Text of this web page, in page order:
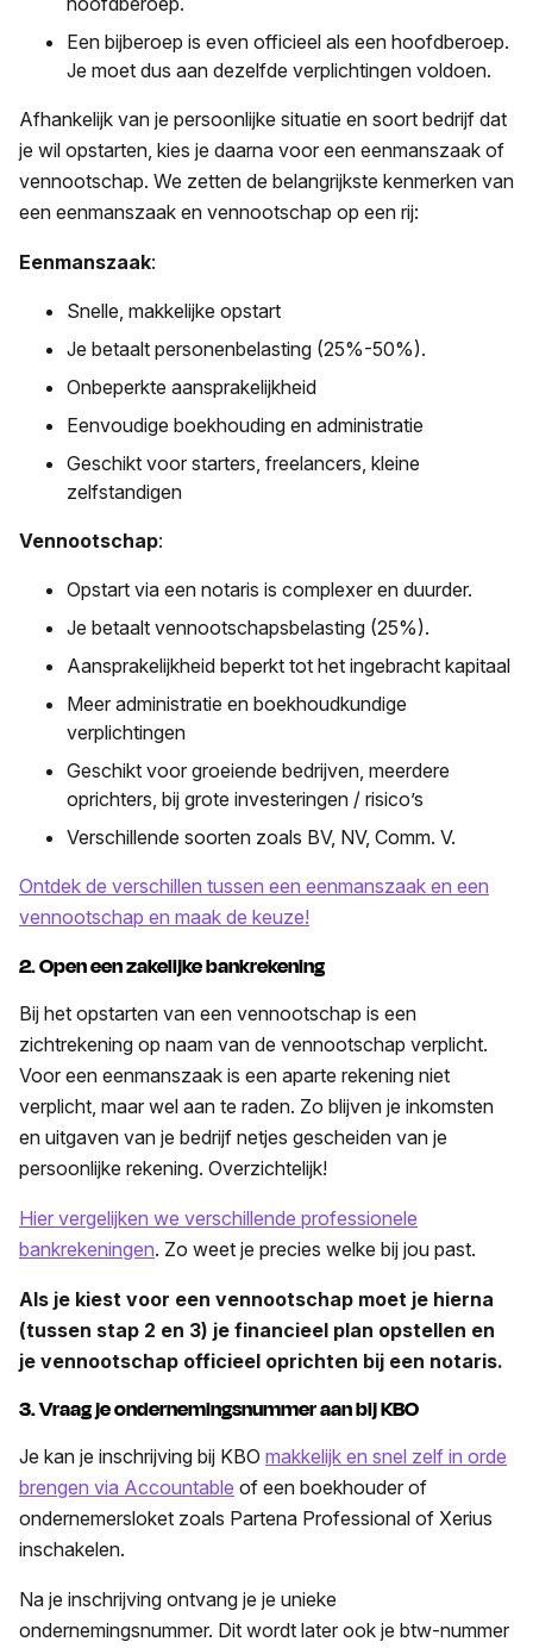
Een bijberoep is even officieel als een hoofdberoep.
Je moet dus aan dezelfde verplichtingen voldoen.
Afhankelijk van je persoonlijke situatie en soort bedrijf dat
je wil opstarten, kies je daarna voor een eenmanszaak of
vennootschap. We zetten de belangrijkste kenmerken van
een eenmanszaak en vennootschap op een rij:
Eenmanszaak:
Snelle, makkelijke opstart
Je betaalt personenbelasting (25%-50%).
Onbeperkte aansprakelijkheid
Eenvoudige boekhouding en administratie
Geschikt voor starters, freelancers, kleine
zelfstandigen
Vennootschap:
Opstart via een notaris is complexer en duurder.
Je betaalt vennootschapsbelasting (25%).
Aansprakelijkheid beperkt tot het ingebracht kapitaal
Meer administratie en boekhoudkundige
verplichtingen
Geschikt voor groeiende bedrijven, meerdere
oprichters, bij grote investeringen / risico’s
Verschillende soorten zoals BV, NV, Comm. V.
Ontdek de verschillen tussen een eenmanszaak en een
vennootschap en maak de keuze!
2. Open een zakelijke bankrekening
Bij het opstarten van een vennootschap is een
zichtrekening op naam van de vennootschap verplicht.
Voor een eenmanszaak is een aparte rekening niet
verplicht, maar wel aan te raden. Zo blijven je inkomsten
en uitgaven van je bedrijf netjes gescheiden van je
persoonlijke rekening. Overzichtelijk!
Hier vergelijken we verschillende professionele
bankrekeningen. Zo weet je precies welke bij jou past.
Als je kiest voor een vennootschap moet je hierna
(tussen stap 2 en 3) je financieel plan opstellen en
je vennootschap officieel oprichten bij een notaris.
3. Vraag je ondernemingsnummer aan bij KBO
Je kan je inschrijving bij KBO makkelijk en snel zelf in orde
brengen via Accountable of een boekhouder of
ondernemersloket zoals Partena Professional of Xerius
inschakelen.
Na je inschrijving ontvang je je unieke
ondernemingsnummer. Dit wordt later ook je btw-nummer